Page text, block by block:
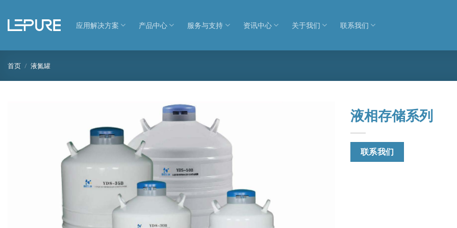
应用解决方案 产品中心 服务与支持 资讯中心 关于我们 联系我们
首页 / 液氮罐
液相存储系列
联系我们